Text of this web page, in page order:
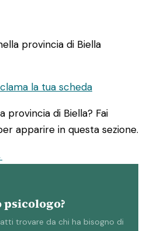
provincia di Biella
la tua scheda
provincia di Biella? Fai
apparire in questa sezione.
psicologo?
trovare da chi ha bisogno di